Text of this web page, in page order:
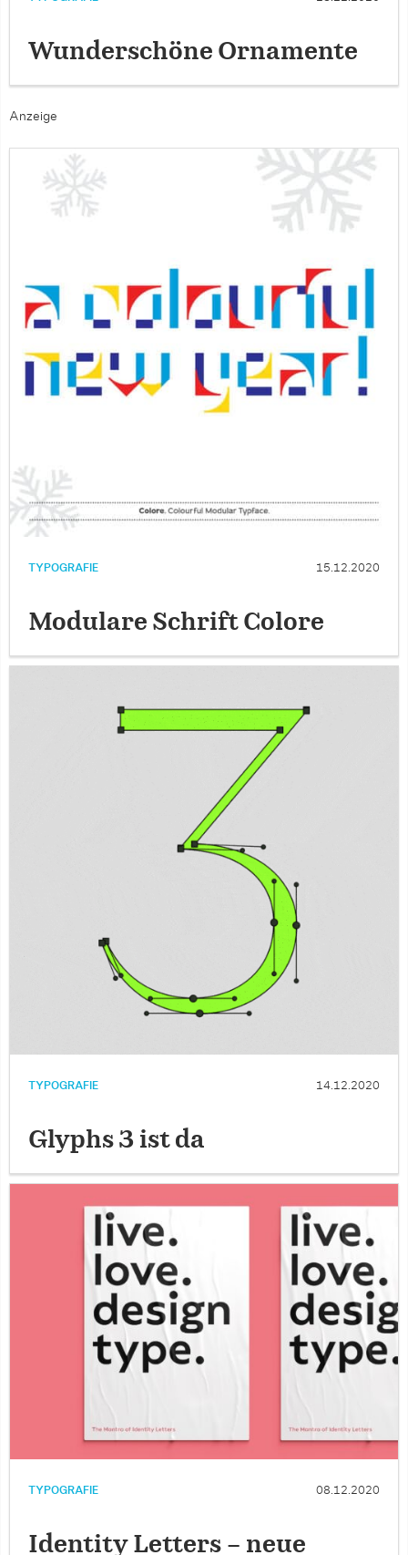
Wunderschöne Ornamente
Anzeige
TYPOGRAFIE 15.12.2020
Modulare Schrift Colore
TYPOGRAFIE 14.12.2020
Glyphs 3 ist da
TYPOGRAFIE 08.12.2020
Identity Letters – neue